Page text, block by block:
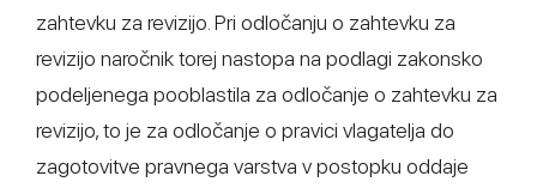
zahtevku za revizijo. Pri odločanju o zahtevku za
revizijo naročnik torej nastopa na podlagi zakonsko
podeljenega pooblastila za odločanje o zahtevku za
revizijo, to je za odločanje o pravici vlagatelja do
zagotovitve pravnega varstva v postopku oddaje